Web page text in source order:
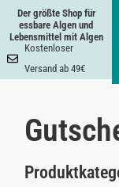
Der größte Shop für
essbare Algen und
Lebensmittel mit Algen
Kostenloser
Versand ab 49€